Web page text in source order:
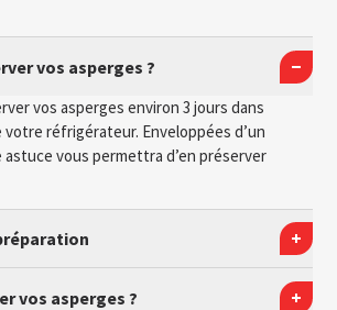
vos asperges ?
vos asperges environ 3 jours dans
votre réfrigérateur. Enveloppées d’un
vous permettra d’en préserver
vos asperges ?